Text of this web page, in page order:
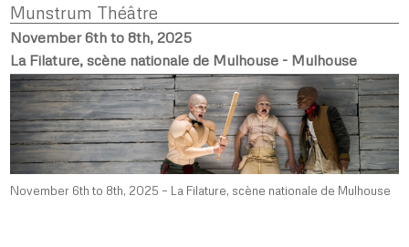
Munstrum Théâtre
November 6th to 8th, 2025
La Filature, scène nationale de Mulhouse - Mulhouse
November 6th to 8th, 2025 – La Filature, scène nationale de Mulhouse